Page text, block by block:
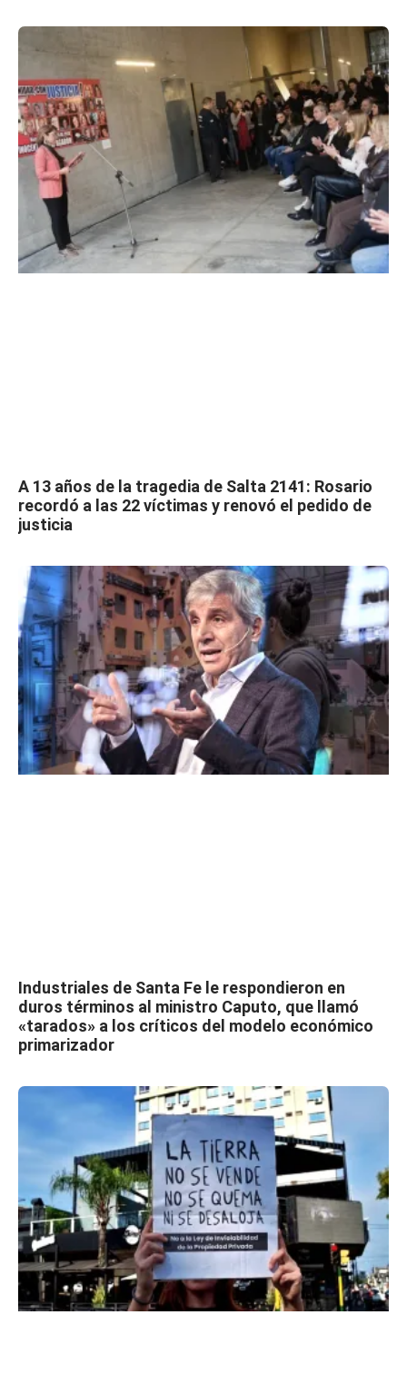
A 13 años de la tragedia de Salta 2141: Rosario
recordó a las 22 víctimas y renovó el pedido de
justicia
Industriales de Santa Fe le respondieron en
duros términos al ministro Caputo, que llamó
«tarados» a los críticos del modelo económico
primarizador